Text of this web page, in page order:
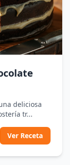
deliciosa
tr...
Ver Receta